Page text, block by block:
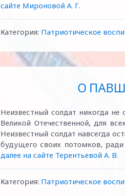
сайте Мироновой А. Г.
Категория: Патриотическое
О
Неизвестный солдат никогда
Великой Отечественной, для
Неизвестный солдат навсегда
будущего своих потомков,
далее на сайте Терентьевой А. В.
Категория: Патриотическое